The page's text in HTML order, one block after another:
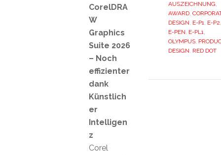
AUSZEICHNUNG,
AWARD,
DESIGN, E-P1, E-P2,
E-PEN, E-PL1,
OLYMPUS,
DESIGN, RED DOT
CorelDRA
W
Graphics
Suite 2026
– Noch
effizienter
dank
Künstlich
er
Intelligen
z
Corel